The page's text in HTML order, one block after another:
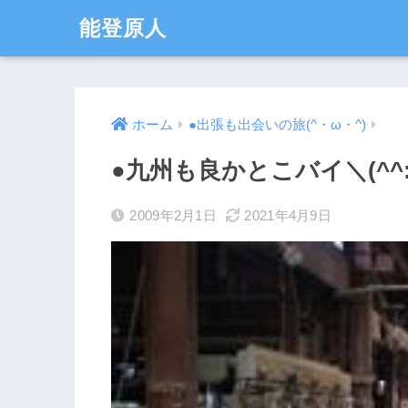
能登原人
ホーム ●出張も出会いの旅(^・ω・^)
●九州も良かとこバイ＼
2009年2月1日 2021年4月9日